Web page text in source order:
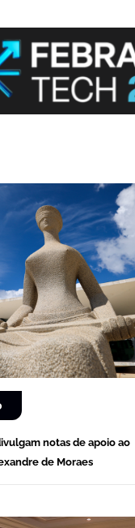
notas de apoio ao
de Moraes